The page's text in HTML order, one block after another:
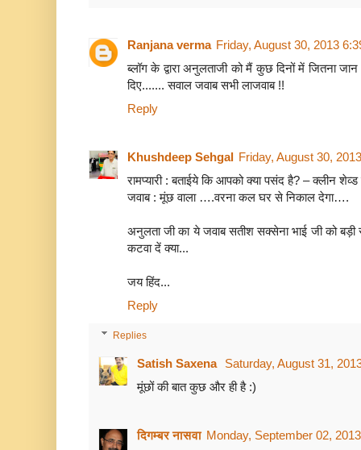
Ranjana verma Friday, August 30, 2013
ब्लॉग के द्वारा अनुलताजी को मैं कुछ दिनों में जितना
दिए....... सवाल जवाब सभी लाजवाब !!
Reply
Khushdeep Sehgal Friday, August 30,
रामप्यारी : बताईये कि आपको क्या पसंद है? – क्लीन शेव्ड
जवाब : मूंछ वाला ….वरना कल घर से निकाल देगा….
अनुलता जी का ये जवाब सतीश सक्सेना भाई जी को
कटवा दें क्या...
जय हिंद...
Reply
Replies
Satish Saxena Saturday, August 31,
मूंछों की बात कुछ और ही है :)
दिगम्बर नासवा Monday, September 02,